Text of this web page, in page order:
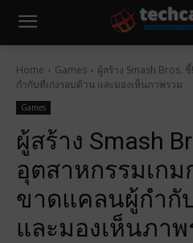
Home Games
ผู้สร้าง Smash Bros.
กำกับที่เก่งรอบด้าน และมองเห็นภาพรวม
Games
ผู้สร้าง Smash
อุตสาหกรรมเกม
ขาดแคลนผู้กำกั
และมองเห็นภาพ